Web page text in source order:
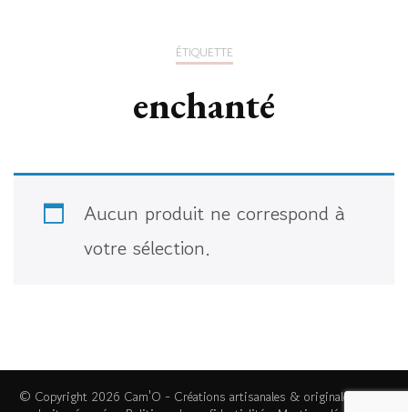
ÉTIQUETTE
enchanté
Aucun produit ne correspond à
votre sélection.
© Copyright 2026 Cam'O - Créations artisanales & originales. Tous